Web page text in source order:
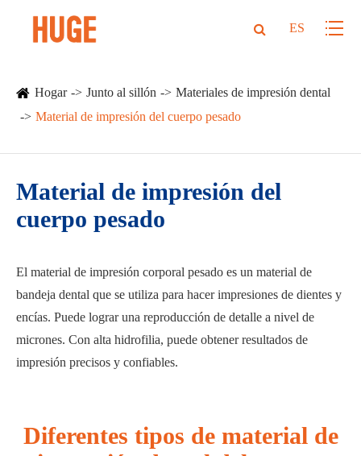
ES
Hogar Junto al sillón
Materiales de impresión dental
Material de impresión del cuerpo pesado
Material de impresión del
cuerpo pesado
El material de impresión corporal pesado es un material de
bandeja dental que se utiliza para hacer impresiones de dientes y
encías. Puede lograr una reproducción de detalle a nivel de
micrones. Con alta hidrofilia, puede obtener resultados de
impresión precisos y confiables.
Diferentes tipos de material de